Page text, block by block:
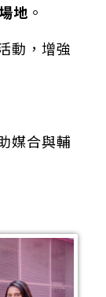
地 。
動，增強
媒合與輔